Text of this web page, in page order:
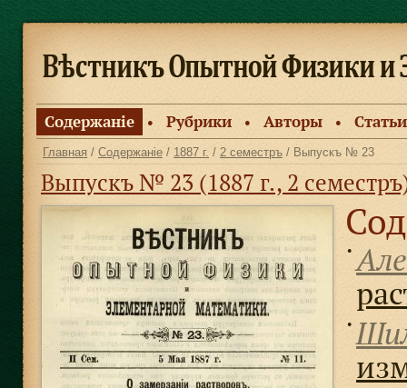
Содержанiе ● Рубрики ● Авторы ● Статьи
Главная / Содержанiе / 1887 г. / 2 семестръ / Выпускъ № 23
Выпускъ № 23 (1887 г., 2
●
●